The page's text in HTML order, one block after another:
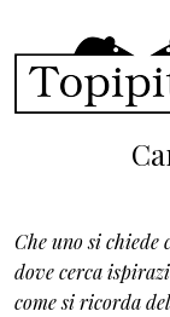
Che uno si chiede
dove cerca
come si ricorda